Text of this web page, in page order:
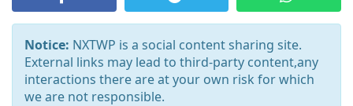
Notice: NXTWP is a social content sharing site.
External links may lead to third-party content,any
interactions there are at your own risk for which
we are not responsible.